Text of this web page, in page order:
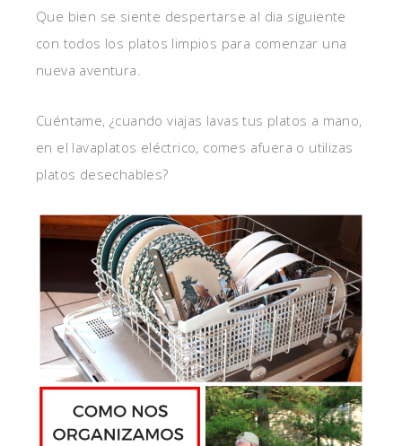
Que bien se siente despertarse al dia siguiente
con todos los platos limpios para comenzar una
nueva aventura.
Cuéntame, ¿cuando viajas lavas tus platos a mano,
en el lavaplatos eléctrico, comes afuera o utilizas
platos desechables?